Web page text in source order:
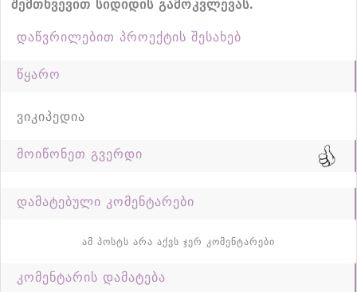
შემთხვევით სიდიდის გამოკვლევას.
დაწვრილებით პროექტის შესახებ
წყარო
ვიკიპედია
მოიწონეთ გვერდი
დამატებული კომენტარები
ამ პოსტს არა აქვს ჯერ კომენტარები
კომენტარის დამატება